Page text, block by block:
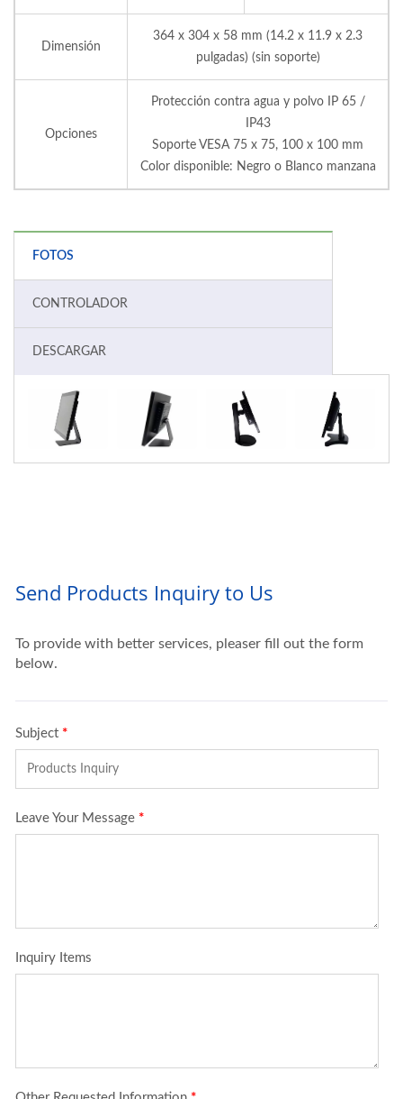
Dimensión
364 x 304 x 58 mm (14.2 x 11.9 x 2.3
pulgadas) (sin soporte)
Opciones
Protección contra agua y polvo IP 65 /
IP43
Soporte VESA 75 x 75, 100 x 100 mm
Color disponible: Negro o Blanco manzana
FOTOS
CONTROLADOR
DESCARGAR